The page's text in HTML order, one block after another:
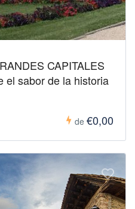
CAPITALES
el sabor de la historia
de €0,00